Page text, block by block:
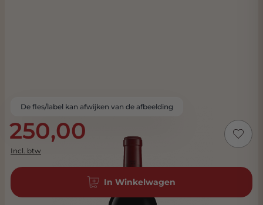
De fles/label kan afwijken van de afbeelding
250,00
Incl. btw
In Winkelwagen